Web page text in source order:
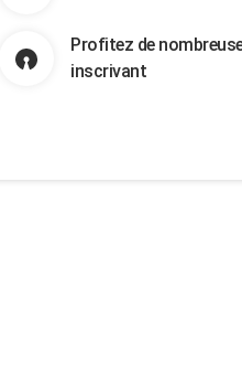
Profitez de
inscrivant